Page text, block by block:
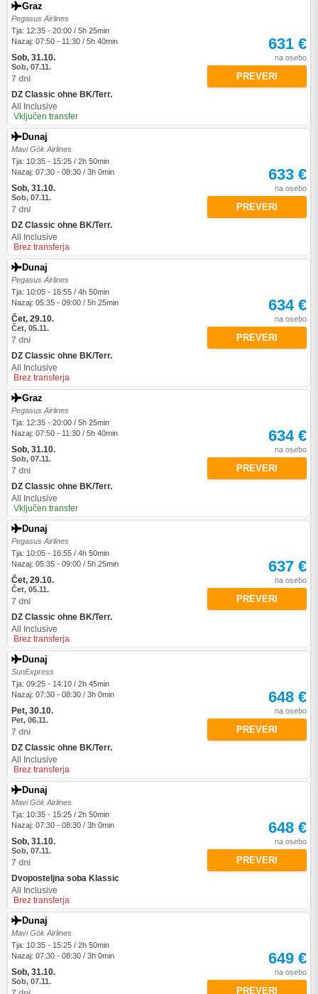
Graz
Pegasus Airlines
Tja: 12:35 - 20:00 / 5h 25min
Nazaj: 07:50 - 11:30 / 5h 40min
Sob, 31.10.
Sob, 07.11.
7 dni
DZ Classic ohne BK/Terr.
All Inclusive
Vključen transfer
631 €
na osebo
PREVERI
Dunaj
Mavi Gök Airlines
Tja: 10:35 - 15:25 / 2h 50min
Nazaj: 07:30 - 08:30 / 3h 0min
Sob, 31.10.
Sob, 07.11.
7 dni
DZ Classic ohne BK/Terr.
All Inclusive
Brez transferja
633 €
na osebo
PREVERI
Dunaj
Pegasus Airlines
Tja: 10:05 - 16:55 / 4h 50min
Nazaj: 05:35 - 09:00 / 5h 25min
Čet, 29.10.
Čet, 05.11.
7 dni
DZ Classic ohne BK/Terr.
All Inclusive
Brez transferja
634 €
na osebo
PREVERI
Graz
Pegasus Airlines
Tja: 12:35 - 20:00 / 5h 25min
Nazaj: 07:50 - 11:30 / 5h 40min
Sob, 31.10.
Sob, 07.11.
7 dni
DZ Classic ohne BK/Terr.
All Inclusive
Vključen transfer
634 €
na osebo
PREVERI
Dunaj
Pegasus Airlines
Tja: 10:05 - 16:55 / 4h 50min
Nazaj: 05:35 - 09:00 / 5h 25min
Čet, 29.10.
Čet, 05.11.
7 dni
DZ Classic ohne BK/Terr.
All Inclusive
Brez transferja
637 €
na osebo
PREVERI
Dunaj
SunExpress
Tja: 09:25 - 14:10 / 2h 45min
Nazaj: 07:30 - 08:30 / 3h 0min
Pet, 30.10.
Pet, 06.11.
7 dni
DZ Classic ohne BK/Terr.
All Inclusive
Brez transferja
648 €
na osebo
PREVERI
Dunaj
Mavi Gök Airlines
Tja: 10:35 - 15:25 / 2h 50min
Nazaj: 07:30 - 08:30 / 3h 0min
Sob, 31.10.
Sob, 07.11.
7 dni
Dvoposteljna soba Klassic
All Inclusive
Brez transferja
648 €
na osebo
PREVERI
Dunaj
Mavi Gök Airlines
Tja: 10:35 - 15:25 / 2h 50min
Nazaj: 07:30 - 08:30 / 3h 0min
Sob, 31.10.
Sob, 07.11.
649 €
na osebo
PREVERI